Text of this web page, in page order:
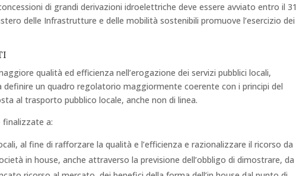
di grandi derivazioni idroelettriche deve essere avviato entro il 31
delle Infrastrutture e delle mobilità sostenibili promuove l’esercizio dei
qualità ed efficienza nell’erogazione dei servizi pubblici locali,
un quadro regolatorio maggiormente coerente con i principi del
al trasporto pubblico locale, anche non di linea.
a:
al fine di rafforzare la qualità e l’efficienza e razionalizzare il ricorso da
in house, anche attraverso la previsione dell’obbligo di dimostrare, da